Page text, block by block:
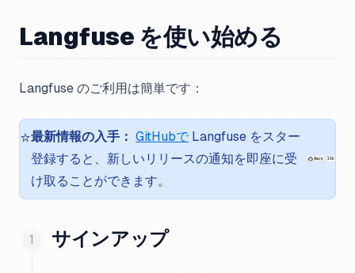
Langfuse を使い始める
Langfuse のご利用は簡単です：
⭐️最新情報の入手： GitHubで Langfuse をスター
登録すると、新しいリリースの通知を即座に受
け取ることができます。
サインアップ